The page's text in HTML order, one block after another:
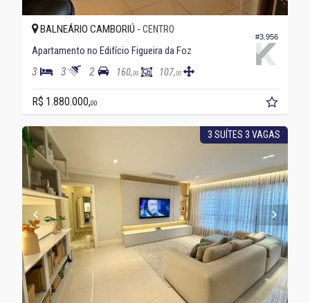
#3.956
BALNEÁRIO CAMBORIÚ - CENTRO
Apartamento no Edifício Figueira da Foz
3 3 2 160,00 107,00
R$ 1.880.000,00
3 SUÍTES 3 VAGAS